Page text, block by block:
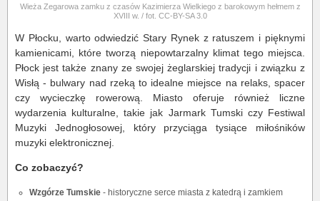
Wieża Zegarowa zamku z czasów Kazimierza Wielkiego z barokowym hełmem z
XVIII w. / fot. CC-BY-SA 3.0
W Płocku, warto odwiedzić Stary Rynek z ratuszem i pięknymi
kamienicami, które tworzą niepowtarzalny klimat tego miejsca.
Płock jest także znany ze swojej żeglarskiej tradycji i związku z
Wisłą - bulwary nad rzeką to idealne miejsce na relaks, spacer
czy wycieczkę rowerową. Miasto oferuje również liczne
wydarzenia kulturalne, takie jak Jarmark Tumski czy Festiwal
Muzyki Jednogłosowej, który przyciąga tysiące miłośników
muzyki elektronicznej.
Co zobaczyć?
Wzgórze Tumskie - historyczne serce miasta z katedrą i zamkiem